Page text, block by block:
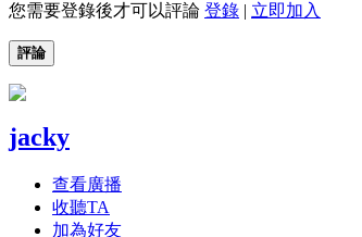
您需要登錄後才可以評論 登錄 | 立即加入
評論
jacky
查看廣播
收聽TA
加為好友